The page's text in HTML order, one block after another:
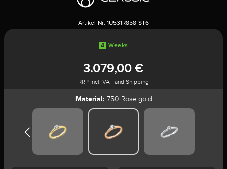
Artikel-Nr: 1U531R858-ST6
4 Weeks
3.079,00 €
RRP incl. VAT and Shipping
Material: 750 Rose gold